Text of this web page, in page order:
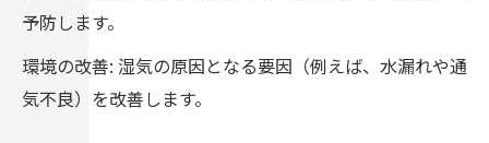
予防します。
環境の改善: 湿気の原因となる要因（例えば、水漏れや通
気不良）を改善します。